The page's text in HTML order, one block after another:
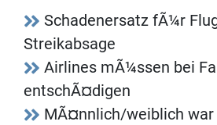
Schadenersatz fÃ¼r
Streikabsage
Airlines mÃ¼ssen bei
entschÃ¤digen
MÃ¤nnlich/weiblich war